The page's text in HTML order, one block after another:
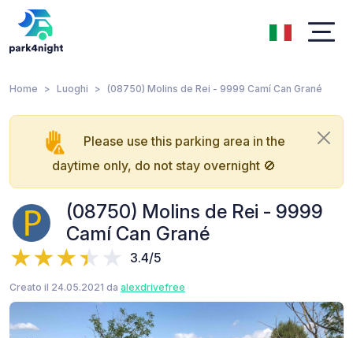
Home Luoghi (08750) Molins de Rei - 9999 Camí Can Grané
Please use this parking area in the
daytime only, do not stay overnight 🚫
(08750) Molins de Rei - 9999
Camí Can Grané
3.4/5
Creato il 24.05.2021 da alexdrivefree